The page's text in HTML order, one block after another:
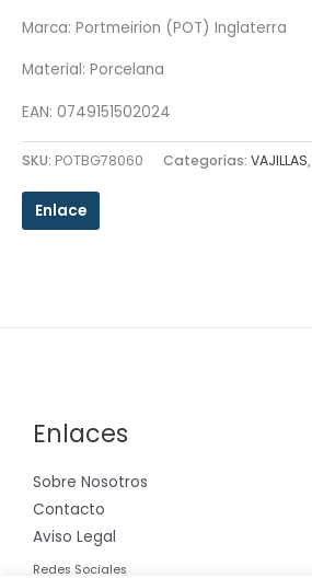
Marca: Portmeirion (POT) Inglaterra
Material: Porcelana
EAN: 0749151502024
SKU: POTBG78060 Categorías: VAJILLAS,
Enlace
Enlaces
Sobre Nosotros
Contacto
Aviso Legal
Redes Sociales